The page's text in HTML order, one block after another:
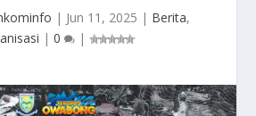
| Jun 11, 2025 | Berita,
| 0 |